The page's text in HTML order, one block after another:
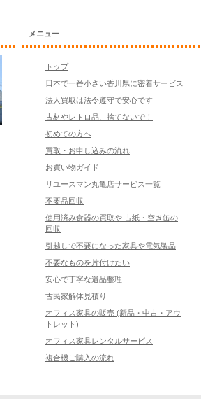
メニュー
トップ
日本で一番小さい香川県に密着サービス
法人買取は法令遵守で安心です
古材やレトロ品、捨てないで！
初めての方へ
買取・お申し込みの流れ
お買い物ガイド
リユースマン丸亀店サービス一覧
不要品回収
使用済み食器の買取や 古紙・空き缶の
回収
引越しで不要になった家具や電気製品
不要なものを片付けたい
安心で丁寧な遺品整理
古民家解体見積り
オフィス家具の販売 (新品・中古・アウ
トレット)
オフィス家具レンタルサービス
複合機ご購入の流れ